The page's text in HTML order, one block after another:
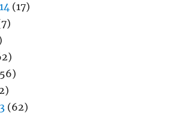
(17)
(62)